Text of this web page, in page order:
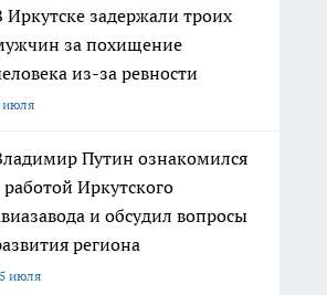
Иркутске задержали троих
за похищение
из-за ревности
июля
Путин ознакомился
работой Иркутского
и обсудил вопросы
региона
июля